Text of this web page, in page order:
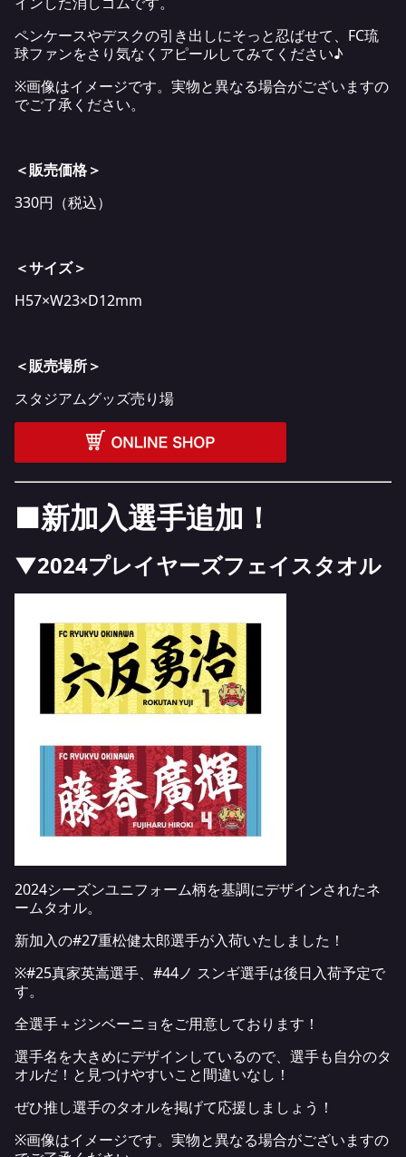
ペンケースやデスクの引き出しにそっと忍ばせて、FC琉
球ファンをさり気なくアピールしてみてください♪
※画像はイメージです。実物と異なる場合がございますの
でご了承ください。
＜販売価格＞
330円（税込）
＜サイズ＞
H57×W23×D12mm
＜販売場所＞
スタジアムグッズ売り場
■新加入選手追加！
▼2024プレイヤーズフェイスタオル
2024シーズンユニフォーム柄を基調にデザインされたネ
ームタオル。
新加入の#27重松健太郎選手が入荷いたしました！
※#25真家英嵩選手、#44ノ スンギ選手は後日入荷予定で
す。
全選手＋ジンベーニョをご用意しております！
選手名を大きめにデザインしているので、選手も自分のタ
オルだ！と見つけやすいこと間違いなし！
ぜひ推し選手のタオルを掲げて応援しましょう！
※画像はイメージです。実物と異なる場合がございますの